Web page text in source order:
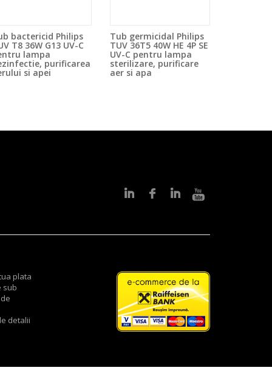
bactericid Philips
T8 36W G13 UV-C
lampa
purificarea
si apei
Tub germicidal Philips
TUV 36T5 40W HE 4P SE
UV-C pentru lampa
sterilizare, purificare
aer si apa
plata
sub
detalii